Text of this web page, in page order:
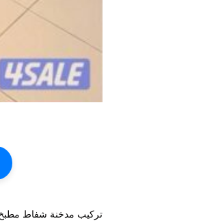
تركيب مدخنة شفاط مطبخ | اتصل